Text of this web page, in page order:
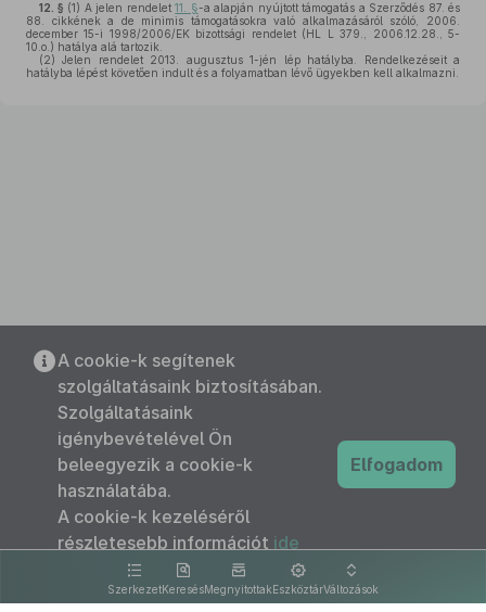
12. § (1) A jelen rendelet11. §-a alapján nyújtott támogatás a Szerződés 87. és
88. cikkének a de minimis támogatásokra való alkalmazásáról szóló, 2006.
december 15-i 1998/2006/EK bizottsági rendelet (HL L 379., 2006.12.28., 5-
10.o.) hatálya alá tartozik.
(2) Jelen rendelet 2013. augusztus 1-jén lép hatályba. Rendelkezéseit a
hatályba lépést követően indult és a folyamatban lévő ügyekben kell alkalmazni.
SzerkezetKeresésMegnyitottakEszköztárVáltozások
A cookie-k segítenek
szolgáltatásaink biztosításában.
Szolgáltatásaink
igénybevételével Ön
beleegyezik a cookie-k
használatába.
A cookie-k kezeléséről
részletesebb információt ide
kattintva olvashat.
Elfogadom